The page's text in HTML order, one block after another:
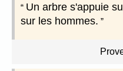
Un arbre s'appuie
sur les hommes.